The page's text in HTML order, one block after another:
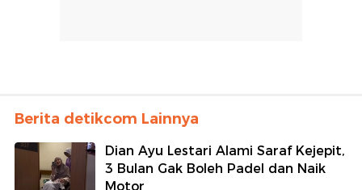
Berita detikcom Lainnya
Dian Ayu Lestari Alami Saraf Kejepit,
3 Bulan Gak Boleh Padel dan Naik
Motor